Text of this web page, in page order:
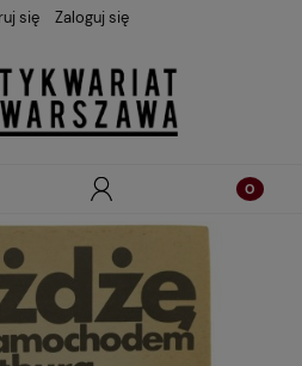
się Zaloguj się